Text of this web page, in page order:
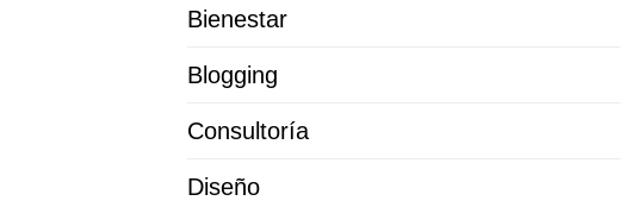
Bienestar
Blogging
Consultoría
Diseño